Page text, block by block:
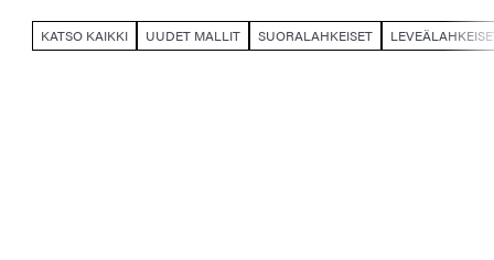
KATSO KAIKKI UUDET MALLIT SUORALAHKEISET